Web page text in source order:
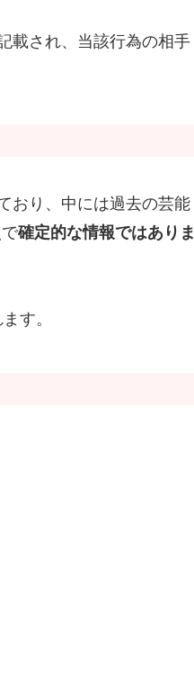
載され、当該行為の相手
おり、中には過去の芸能
確定的な情報ではありま
す。